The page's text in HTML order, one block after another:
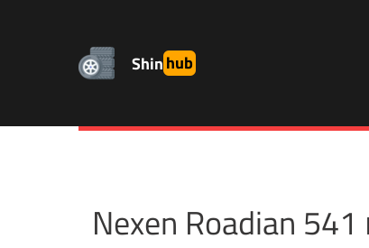
Shinhub
Nexen Roadian